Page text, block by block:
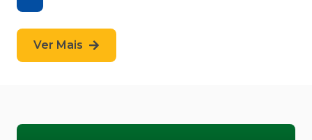
Ver Mais